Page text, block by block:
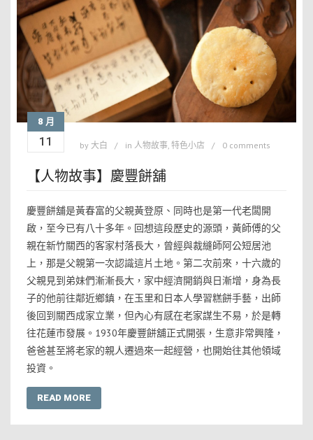
8 月
11 by 大白 in 人物故事, 特色小店 0 comments
【人物故事】慶豐餅舖
慶豐餅舖是黃春富的父親黃登原、同時也是第一代老闆開
啟，至今已有八十多年。回想這段歷史的源頭，黃師傅的父
親在新竹關西的客家村落長大，曾經與裁縫師阿公短居池
上，那是父親第一次認識這片土地。第二次前來，十六歲的
父親見到弟妹們漸漸長大，家中經濟開銷與日漸增，身為長
子的他前往鄰近鄉鎮，在玉里和日本人學習糕餅手藝，出師
後回到關西成家立業，但內心有感在老家謀生不易，於是轉
往花蓮市發展。1930年慶豐餅舖正式開張，生意非常興隆，
爸爸甚至將老家的親人遷過來一起經營，也開始往其他領域
投資。
READ MORE